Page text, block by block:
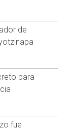
que pudieran
de
para
fue